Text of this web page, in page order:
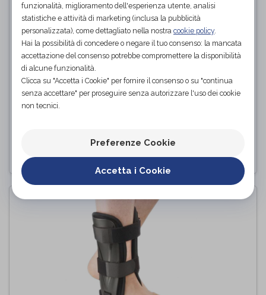
CAVIGLIERA ELASTICA CON
BENDAGGIO A 8
funzionalità, miglioramento dell'esperienza utente, analisi
statistiche e attività di marketing (inclusa la pubblicità
personalizzata), come dettagliato nella nostra cookie policy.
Hai la possibilità di concedere o negare il tuo consenso: la mancata
accettazione del consenso potrebbe compromettere la disponibilità
di alcune funzionalità.
Clicca su "Accetta i Cookie" per fornire il consenso o su "continua
senza accettare" per proseguire senza autorizzare l'uso dei cookie
non tecnici.
Preferenze Cookie
Accetta i Cookie